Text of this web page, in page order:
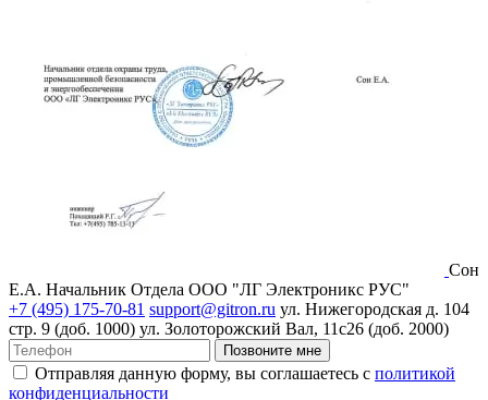
Сон
Е.А. Начальник Отдела ООО "ЛГ Электроникс РУС"
+7 (495) 175-70-81 support@gitron.ru ул. Нижегородская д. 104
стр. 9 (доб. 1000) ул. Золоторожский Вал, 11с26 (доб. 2000)
Позвоните мне
Отправляя данную форму, вы соглашаетесь с политикой
конфиденциальности